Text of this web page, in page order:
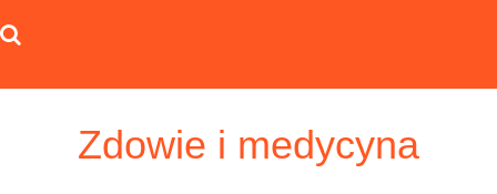
to
Zdowie i medycyna